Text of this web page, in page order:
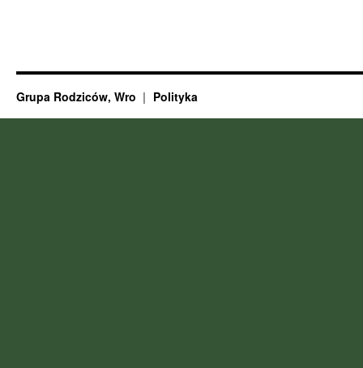
Grupa Rodziców, Wro Polityka